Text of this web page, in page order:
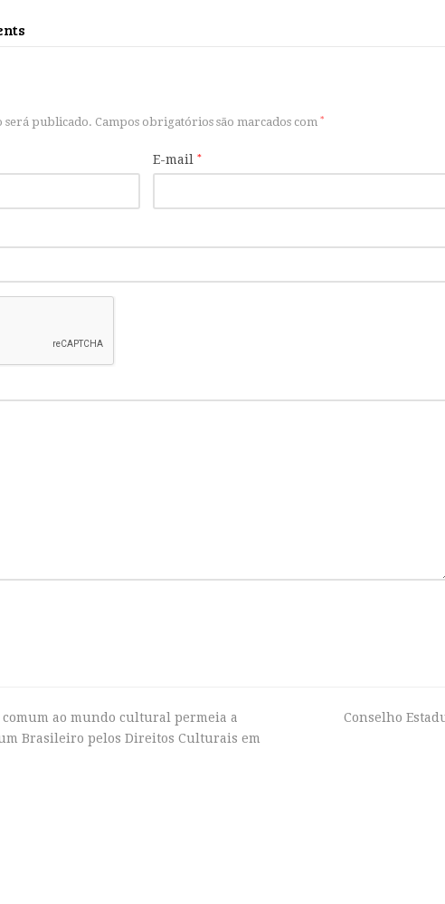
será publicado. Campos obrigatórios são marcados com *
E-mail *
comum ao mundo cultural permeia a
Brasileiro pelos Direitos Culturais em
next
Conselho